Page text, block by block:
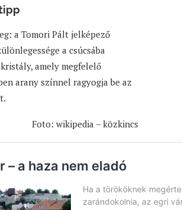
a Tomori Pált jelképező
a csúcsába
amely megfelelő
arany színnel ragyogja be az
Foto: wikipedia – közkincs